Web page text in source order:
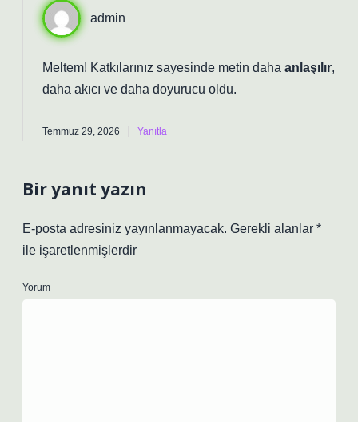
admin
Meltem! Katkılarınız sayesinde metin daha anlaşılır,
daha akıcı ve daha doyurucu oldu.
Temmuz 29, 2026 Yanıtla
Bir yanıt yazın
E-posta adresiniz yayınlanmayacak. Gerekli alanlar *
ile işaretlenmişlerdir
Yorum